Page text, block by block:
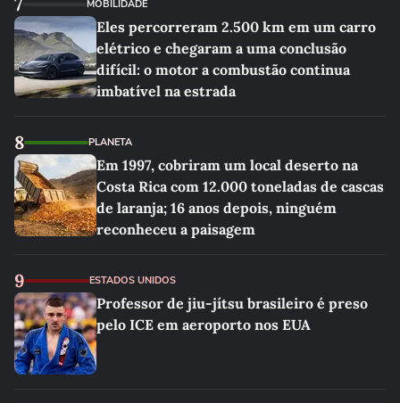
MOBILIDADE
Eles percorreram 2.500 km em um carro
elétrico e chegaram a uma conclusão
difícil: o motor a combustão continua
imbatível na estrada
8 PLANETA
Em 1997, cobriram um local deserto na
Costa Rica com 12.000 toneladas de cascas
de laranja; 16 anos depois, ninguém
reconheceu a paisagem
9 ESTADOS UNIDOS
Professor de jiu-jítsu brasileiro é preso
pelo ICE em aeroporto nos EUA